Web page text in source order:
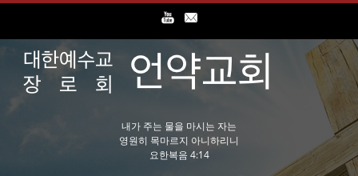
내가 주는 물을 마시는 자는
영원히 목마르지 아니하리니
요한복음 4:14